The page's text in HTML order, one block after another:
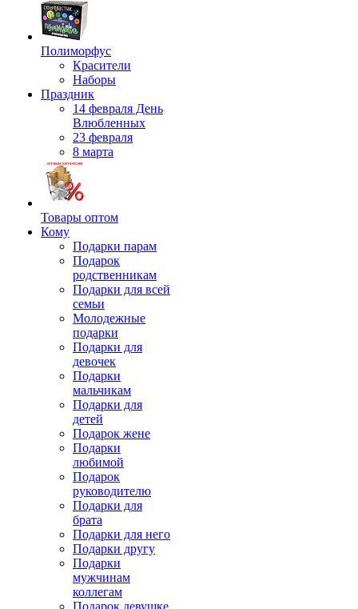
Полиморфус
Красители
Наборы
Праздник
14 февраля День
Влюбленных
23 февраля
8 марта
Товары оптом
Кому
Подарки парам
Подарок
родственникам
Подарки для всей
семьи
Молодежные
подарки
Подарки для
девочек
Подарки
мальчикам
Подарки для
детей
Подарок жене
Подарки
любимой
Подарок
руководителю
Подарки для
брата
Подарки для него
Подарки другу
Подарки
мужчинам
коллегам
Подарок девушке